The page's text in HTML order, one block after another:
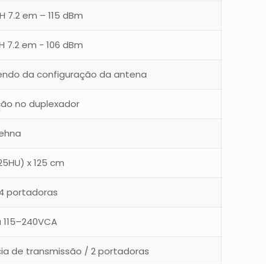
7.2 em – 115 dBm
7.2 em - 106 dBm
da configuração da antena
no duplexador
x 125 cm
portadoras
de transmissão / 2 portadoras